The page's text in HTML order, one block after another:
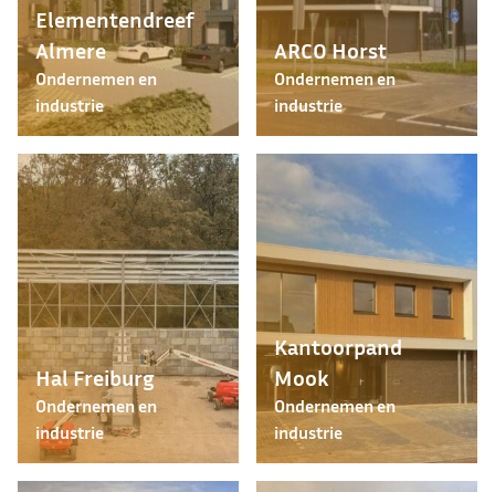
Elementendreef
Almere
Ondernemen en
industrie
ARCO Horst
Ondernemen en
industrie
Hal Freiburg
Ondernemen en
industrie
Kantoorpand
Mook
Ondernemen en
industrie